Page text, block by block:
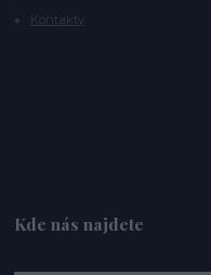
Kontakty
Kde nás najdete